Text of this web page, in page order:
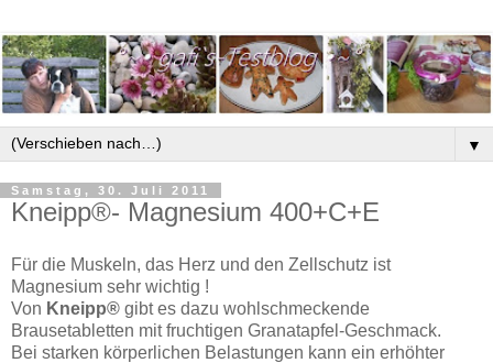
▼
Samstag, 30. Juli 2011
Kneipp®- Magnesium 400+C+E
Für die Muskeln, das Herz und den Zellschutz ist
Magnesium sehr wichtig !
Von Kneipp® gibt es dazu wohlschmeckende
Brausetabletten mit fruchtigen Granatapfel-Geschmack.
Bei starken körperlichen Belastungen kann ein erhöhter